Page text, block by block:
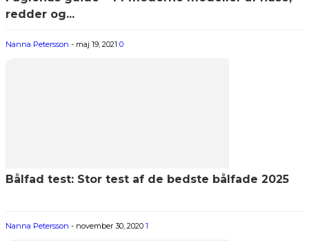
redder og...
Nanna Petersson - maj 19, 2021 0
Bålfad test: Stor test af de bedste bålfade 2025
Nanna Petersson - november 30, 2020 1